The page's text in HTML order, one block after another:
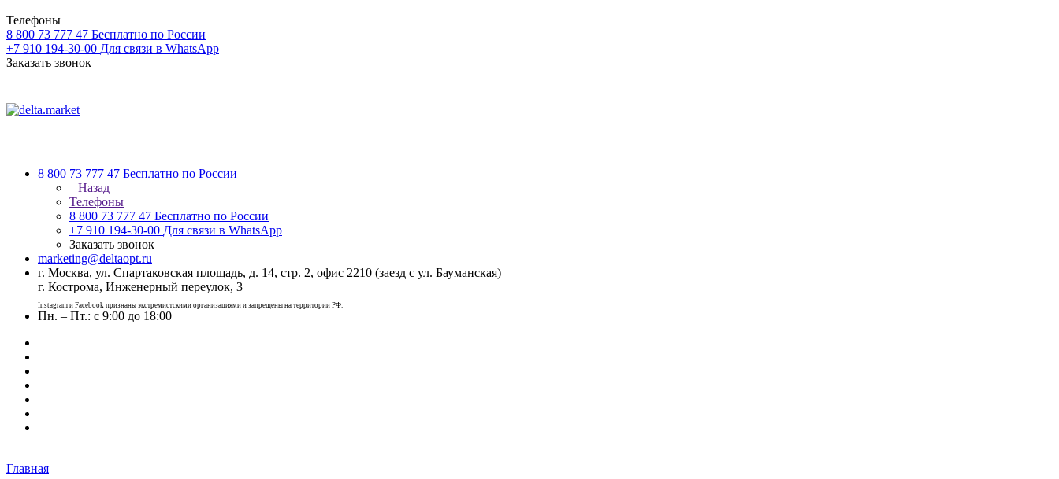
Телефоны
8 800 73 777 47 Бесплатно по России
+7 910 194-30-00 Для связи в WhatsApp
Заказать звонок
8 800 73 777 47 Бесплатно по России
Назад
Телефоны
8 800 73 777 47 Бесплатно по России
+7 910 194-30-00 Для связи в WhatsApp
Заказать звонок
marketing@deltaopt.ru
г. Москва, ул. Спартаковская площадь, д. 14, стр. 2, офис 2210 (заезд с ул. Бауманская)
г. Кострома, Инженерный переулок, 3
Instagram и Facebook признаны экстремистскими организациями и запрещены на территории РФ.
Пн. – Пт.: с 9:00 до 18:00
Главная